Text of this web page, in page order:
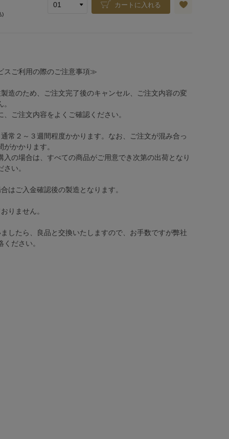
)
カートに入れる
スご利用の際のご注意事項≫
造のため、ご注文完了後のキャンセル、ご注文内容の変
ご注文内容をよくご確認ください。
常２～３週間程度かかります。なお、ご注文が混み合っ
かかります。
入の場合は、すべての商品がご用意でき次第の出荷となり
い。
はご入金確認後の製造となります。
りません。
したら、良品と交換いたしますので、お手数ですが弊社
ださい。